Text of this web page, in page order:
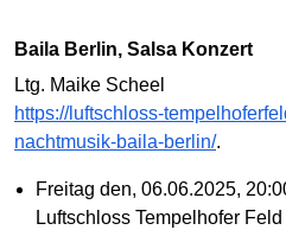
Baila Berlin, Salsa Konzert
Ltg. Maike Scheel
https://luftschloss-
nachtmusik-baila-berlin/.
Freitag den, 06.06.2025,
Luftschloss Tempelhofer Feld